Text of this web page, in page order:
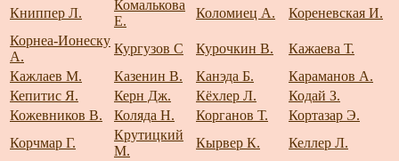
Книппер Л.
Комалькова
Е.
Коломиец А.
Кореневская И.
Корнеа-Ионеску
А.
Кургузов С Курочкин В.
Кажаева Т.
Кажлаев М.
Казенин В. Канэда Б.
Караманов А.
Кепитис Я.
Керн Дж. Кёхлер Л.
Кодай З.
Кожевников В.
Коляда Н. Корганов Т.
Кортазар Э.
Корчмар Г.
Крутицкий
М.
Кырвер К.
Келлер Л.